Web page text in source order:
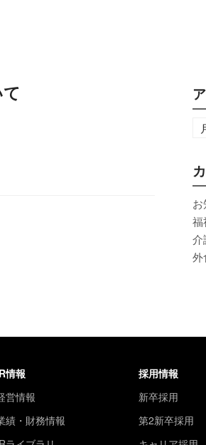
福
介
外
情報
営情報
績・財務情報
採用情報
新卒採用
第2新卒採用